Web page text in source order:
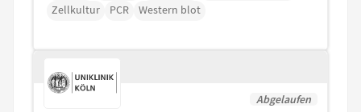
Zellkultur
PCR Western blot
Abgelaufen